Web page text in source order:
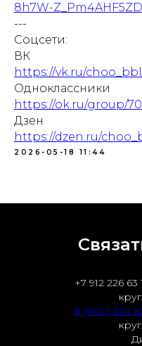
8h7W-
---
Соцсети:
ВК
https://vk.ru/choo_bbl
Одноклассники
https://ok.ru/group/
Дзен
https://dzen.ru/
2026-05-18 11:44
+7 912 226
8 (800) 234